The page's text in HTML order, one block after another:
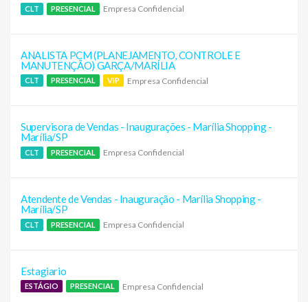
CLT PRESENCIAL Empresa Confidencial
ANALISTA PCM (PLANEJAMENTO, CONTROLE E
MANUTENÇÃO) GARÇA/MARÍLIA
CLT PRESENCIAL VIP Empresa Confidencial
Supervisora de Vendas - Inaugurações - Marília Shopping -
Marília/SP
CLT PRESENCIAL Empresa Confidencial
Atendente de Vendas - Inauguração - Marília Shopping -
Marília/SP
CLT PRESENCIAL Empresa Confidencial
Estagiario
ESTÁGIO PRESENCIAL Empresa Confidencial